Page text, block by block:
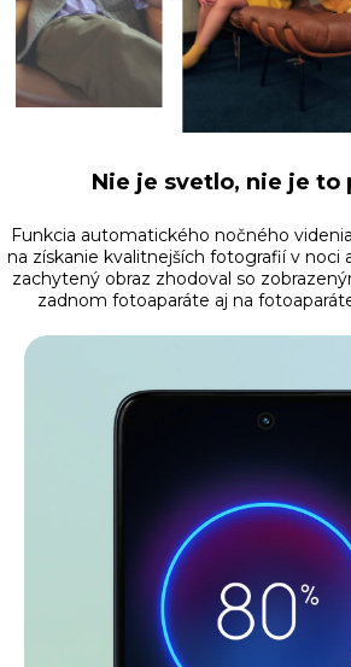
Nie je svetlo, nie je to
Funkcia automatického nočného
na získanie kvalitnejších fotografií v noci
zachytený obraz zhodoval so
zadnom fotoaparáte aj na